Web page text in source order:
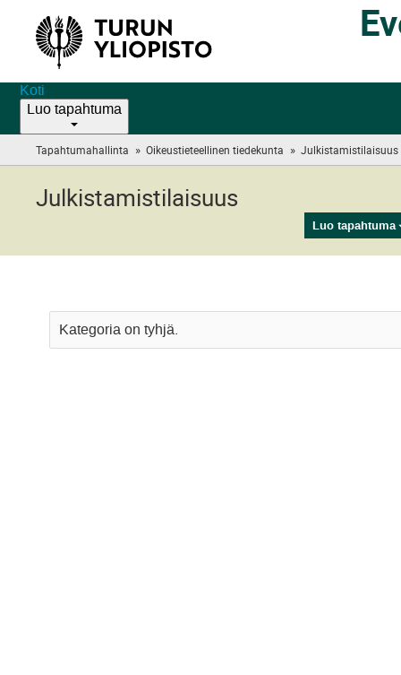
Koti
Luo tapahtuma
Tapahtumahallinta » Oikeustieteellinen tiedekunta » Julkistamistilaisuus
Julkistamistilaisuus
Luo tapahtuma
Kategoria on tyhjä.